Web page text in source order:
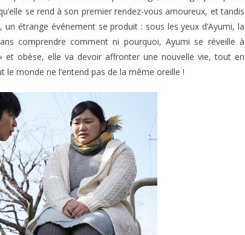
se rend à son premier rendez-vous amoureux, et tandis
un étrange événement se produit : sous les yeux d’Ayumi, la
comprendre comment ni pourquoi, Ayumi se réveille à
et obèse, elle va devoir affronter une nouvelle vie, tout en
monde ne l’entend pas de la même oreille !